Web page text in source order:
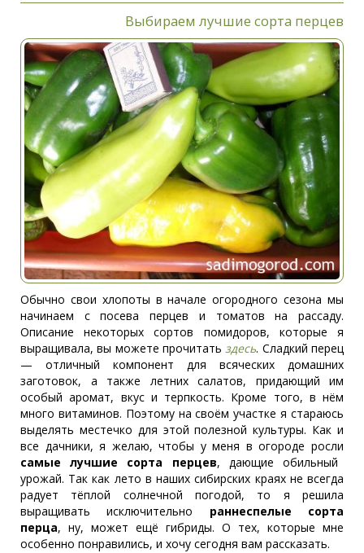
Выбираем лучшие сорта перцев
Обычно свои хлопоты в начале огородного сезона мы
начинаем с посева перцев и томатов на рассаду.
Описание некоторых сортов помидоров, которые я
выращивала, вы можете прочитать здесь. Сладкий перец
— отличный компонент для всяческих домашних
заготовок, а также летних салатов, придающий им
особый аромат, вкус и терпкость. Кроме того, в нём
много витаминов. Поэтому на своём участке я стараюсь
выделять местечко для этой полезной культуры. Как и
все дачники, я желаю, чтобы у меня в огороде росли
самые лучшие сорта перцев, дающие обильный
урожай. Так как лето в наших сибирских краях не всегда
радует тёплой солнечной погодой, то я решила
выращивать исключительно раннеспелые сорта
перца, ну, может ещё гибриды. О тех, которые мне
особенно понравились, и хочу сегодня вам рассказать.